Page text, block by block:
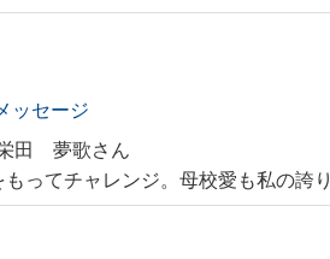
ッセージ
田 夢歌さん
ってチャレンジ。母校愛も私の誇り